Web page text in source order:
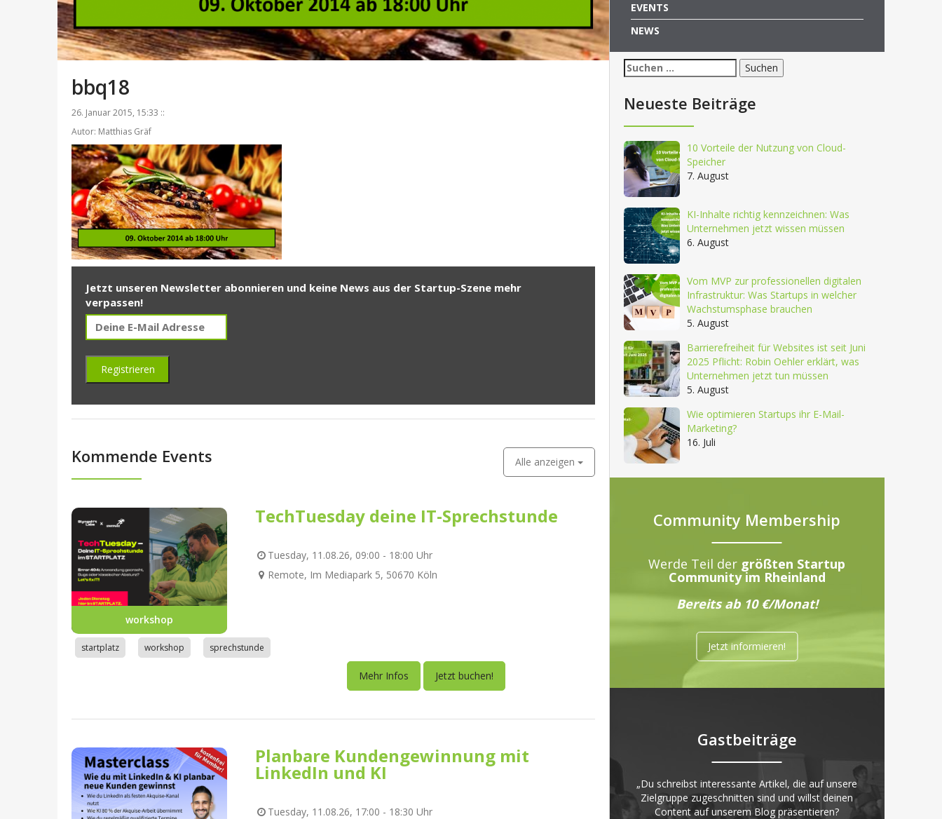
bbq18
26. Januar 2015, 15:33 ::
Autor: Matthias Gräf
Jetzt unseren Newsletter abonnieren und keine News aus der Startup-Szene mehr
verpassen!
Kommende Events Alle anzeigen
workshop
TechTuesday deine IT-Sprechstunde
Tuesday, 11.08.26, 09:00 - 18:00 Uhr
Remote, Im Mediapark 5, 50670 Köln
startplatz workshop sprechstunde
Mehr Infos Jetzt buchen!
Planbare Kundengewinnung mit
LinkedIn und KI
Tuesday, 11.08.26, 17:00 - 18:30 Uhr
EVENTS
NEWS
Suchen
nach:
Neueste Beiträge
10 Vorteile der Nutzung von Cloud-
Speicher
7. August
KI-Inhalte richtig kennzeichnen: Was
Unternehmen jetzt wissen müssen
6. August
Vom MVP zur professionellen digitalen
Infrastruktur: Was Startups in welcher
Wachstumsphase brauchen
5. August
Barrierefreiheit für Websites ist seit Juni
2025 Pflicht: Robin Oehler erklärt, was
Unternehmen jetzt tun müssen
5. August
Wie optimieren Startups ihr E-Mail-
Marketing?
16. Juli
Community Membership
Werde Teil der größten Startup
Community im Rheinland
Bereits ab 10 €/Monat!
Jetzt informieren!
Gastbeiträge
„Du schreibst interessante Artikel, die auf unsere
Zielgruppe zugeschnitten sind und willst deinen
Content auf unserem Blog präsentieren?